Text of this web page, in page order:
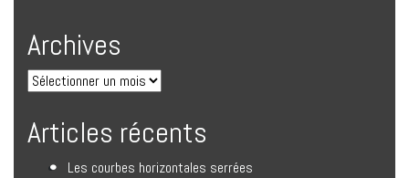
Archives
Articles récents
Les courbes horizontales serrées